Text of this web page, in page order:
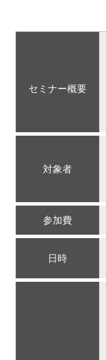
セミナー概要
対象者
参加費
日時